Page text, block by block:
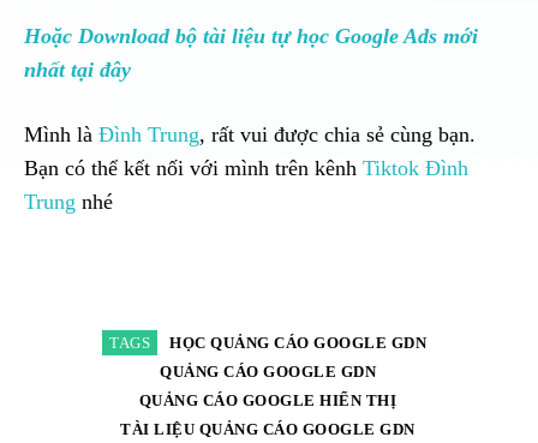
Hoặc Download bộ tài liệu tự học Google Ads mới
nhất tại đây
Mình là Đình Trung, rất vui được chia sẻ cùng bạn.
Bạn có thể kết nối với mình trên kênh Tiktok Đình
Trung nhé
TAGS
HỌC QUẢNG CÁO GOOGLE GDN
QUẢNG CÁO GOOGLE GDN
QUẢNG CÁO GOOGLE HIỂN THỊ
TÀI LIỆU QUẢNG CÁO GOOGLE GDN